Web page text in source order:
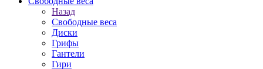
Назад
Свободные веса
Диски
Грифы
Гантели
Гири